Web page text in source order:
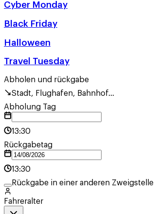
Cyber Monday
Black Friday
Halloween
Travel Tuesday
Abholen und rückgabe
Stadt, Flughafen, Bahnhof...
Abholung Tag
13:30
Rückgabetag
13:30
Rückgabe in einer anderen Zweigstelle
Fahreralter